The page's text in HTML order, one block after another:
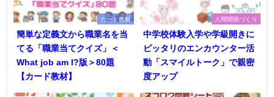
カード教材
簡単な定義文から職業名を当
てる「職業当てクイズ」＜
What job am I?版＞80題
【カード教材】
人間関係づくり
中学校体験入学や学級開きに
ピッタリのエンカウンター活
動「スマイルトーク」で親密
度アップ